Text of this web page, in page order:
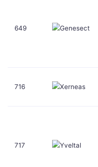
649
716
717